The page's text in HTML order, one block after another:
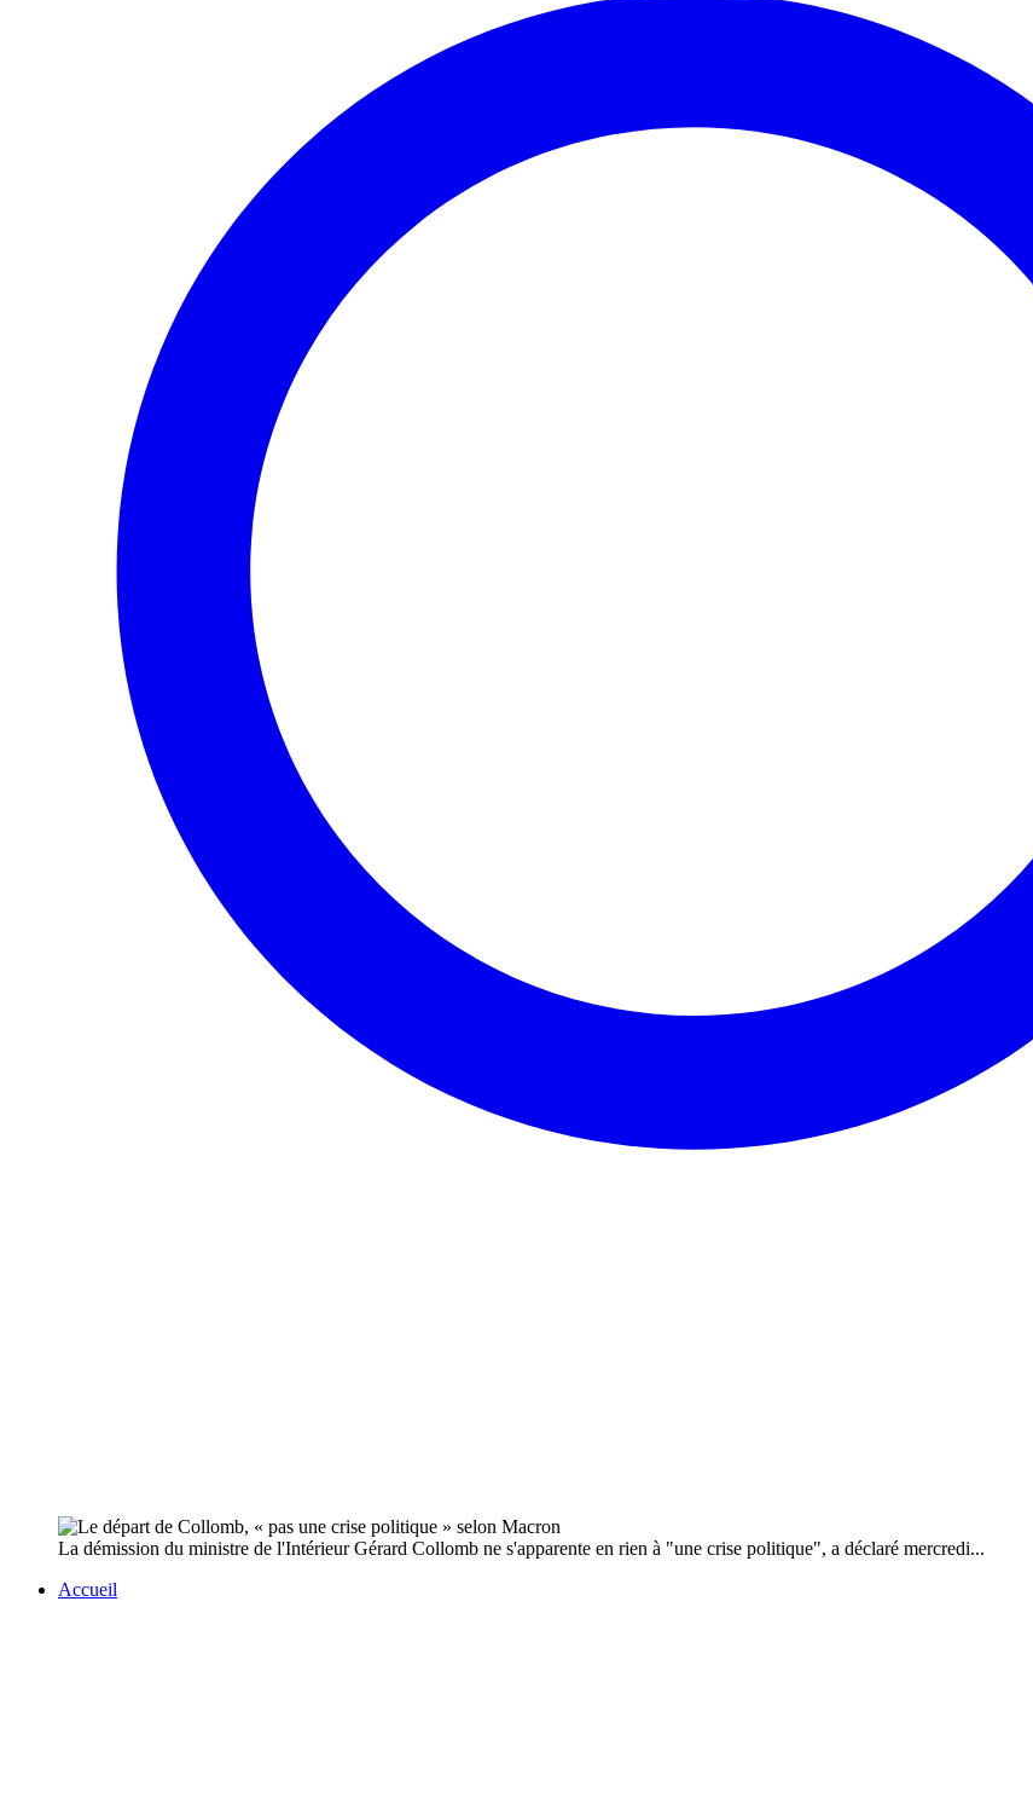
La démission du ministre de l'Intérieur Gérard Collomb ne s'apparente en rien à "une crise politique", a déclaré mercredi...
Accueil